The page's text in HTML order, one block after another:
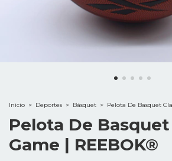
Inicio > Deportes > Básquet > Pelota De Basquet
Pelota De
Game | REEBOK®